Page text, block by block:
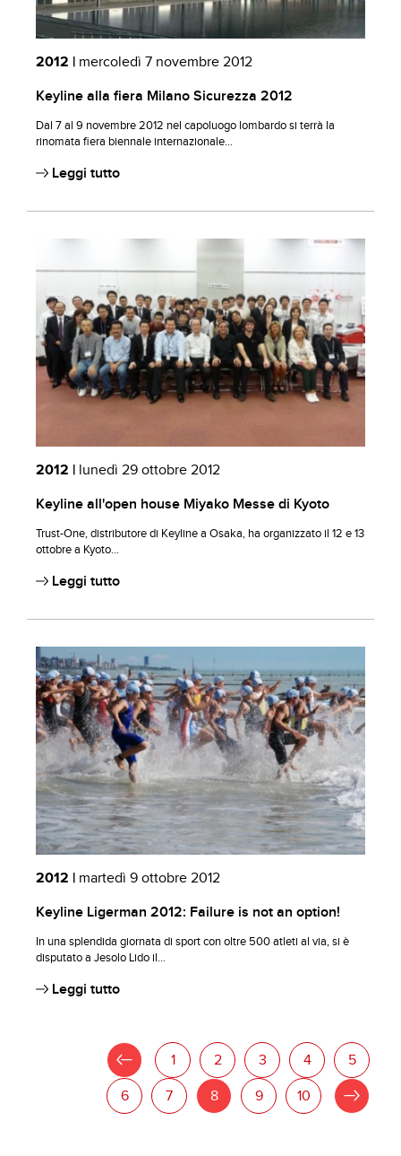
2012 | mercoledì 7 novembre 2012
Keyline alla fiera Milano Sicurezza 2012
Dal 7 al 9 novembre 2012 nel capoluogo lombardo si terrà la
rinomata fiera biennale internazionale...
Leggi tutto
2012 | lunedì 29 ottobre 2012
Keyline all'open house Miyako Messe di Kyoto
Trust-One, distributore di Keyline a Osaka, ha organizzato il 12 e 13
ottobre a Kyoto...
Leggi tutto
2012 | martedì 9 ottobre 2012
Keyline Ligerman 2012: Failure is not an option!
In una splendida giornata di sport con oltre 500 atleti al via, si è
disputato a Jesolo Lido il...
Leggi tutto
« 1 2 3 4 5
6 7 8 9 10 »